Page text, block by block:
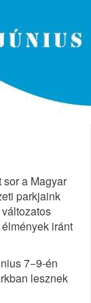
a Magyar
parkjaink
iránt
7−9-én
lesznek